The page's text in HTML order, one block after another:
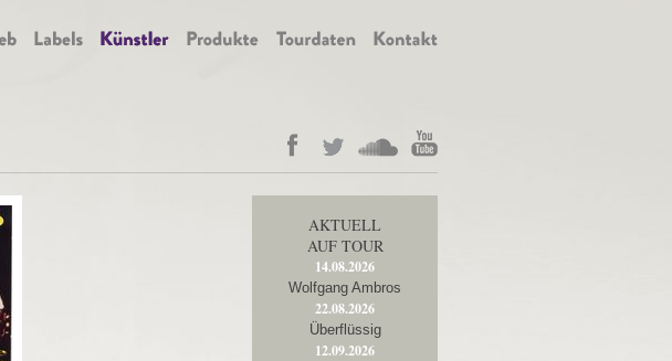
AKTUELL
AUF TOUR
14.08.2026
Wolfgang Ambros
22.08.2026
Überflüssig
12.09.2026